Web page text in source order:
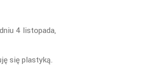
4 listopada,
się plastyką.